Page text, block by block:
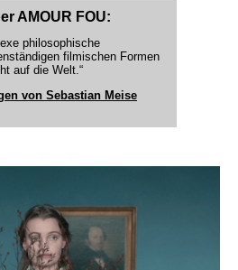
AMOUR FOU:
philosophische
filmischen Formen
auf die Welt.“
von Sebastian Meise